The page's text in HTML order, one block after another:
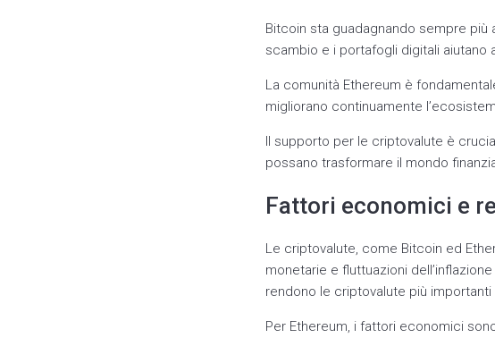
Bitcoin sta guadagnando sempre
scambio e i portafogli digitali aiutano
La comunità Ethereum è
migliorano continuamente
Il supporto per le criptovalute è
possano trasformare il mondo
Fattori economici e
Le criptovalute, come Bitcoin ed
monetarie e fluttuazioni
rendono le criptovalute più
Per Ethereum, i fattori economici